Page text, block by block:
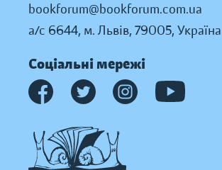
bookforum@bookforum.com.ua
а/с 6644, м. Львів, 79005, Україна
Соціальні мережі